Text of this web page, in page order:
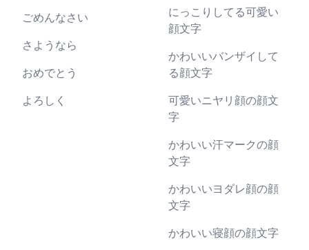
ごめんなさい
さようなら
おめでとう
よろしく
にっこりしてる可愛い
顔文字
かわいいバンザイして
る顔文字
可愛いニヤリ顔の顔文
字
かわいい汗マークの顔
文字
かわいいヨダレ顔の顔
文字
かわいい寝顔の顔文字